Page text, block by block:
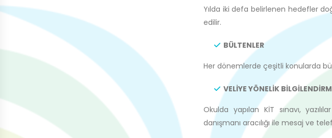
Yılda iki defa belirlenen hedefler
edilir.
BÜLTENLER
Her dönemlerde çeşitli konularda
VELİYE YÖNELİK
Okulda yapılan KİT sınavı,
danışmanı aracılığı ile mesaj ve